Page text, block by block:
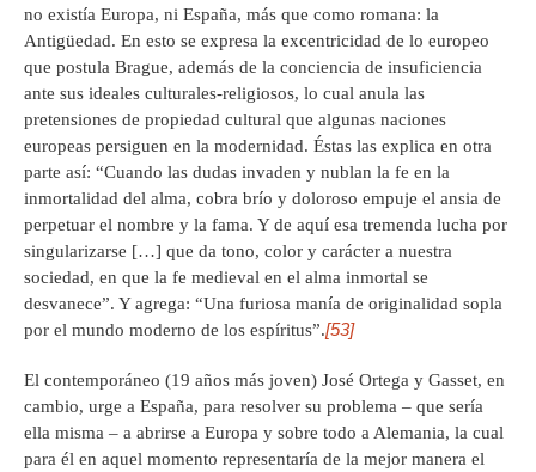
no existía Europa, ni España, más que como romana: la
Antigüedad. En esto se expresa la excentricidad de lo europeo
que postula Brague, además de la conciencia de insuficiencia
ante sus ideales culturales-religiosos, lo cual anula las
pretensiones de propiedad cultural que algunas naciones
europeas persiguen en la modernidad. Éstas las explica en otra
parte así: “Cuando las dudas invaden y nublan la fe en la
inmortalidad del alma, cobra brío y doloroso empuje el ansia de
perpetuar el nombre y la fama. Y de aquí esa tremenda lucha por
singularizarse […] que da tono, color y carácter a nuestra
sociedad, en que la fe medieval en el alma inmortal se
desvanece”. Y agrega: “Una furiosa manía de originalidad sopla
por el mundo moderno de los espíritus”.[53]
El contemporáneo (19 años más joven) José Ortega y Gasset, en
cambio, urge a España, para resolver su problema – que sería
ella misma – a abrirse a Europa y sobre todo a Alemania, la cual
para él en aquel momento representaría de la mejor manera el